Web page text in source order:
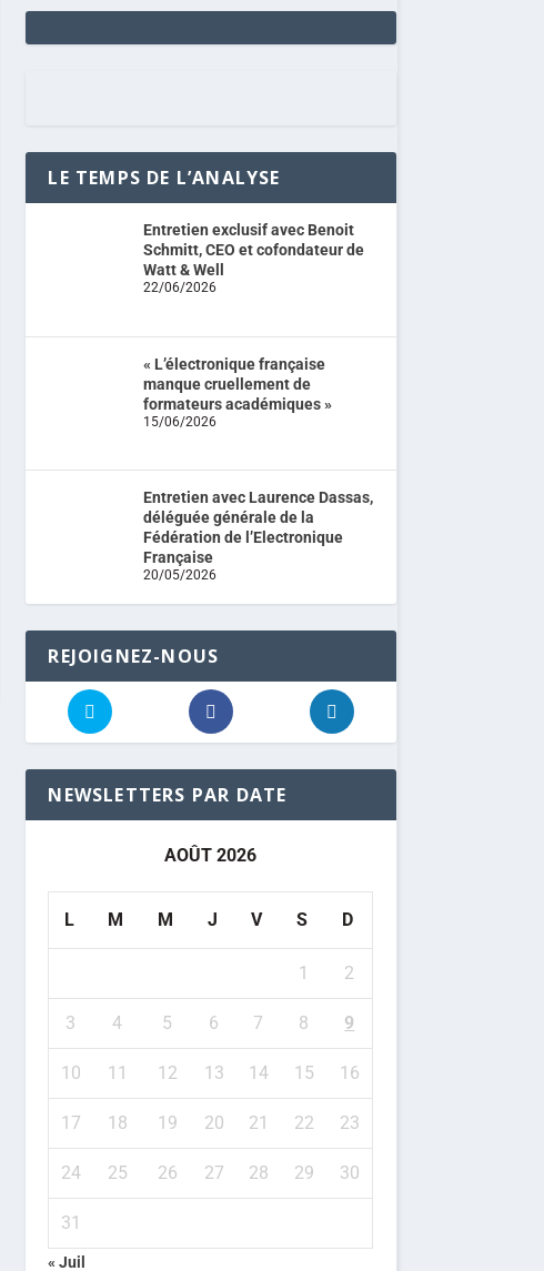
LE TEMPS DE L’ANALYSE
Entretien exclusif avec Benoit
Schmitt, CEO et cofondateur de
Watt & Well
22/06/2026
« L’électronique française
manque cruellement de
formateurs académiques »
15/06/2026
Entretien avec Laurence Dassas,
déléguée générale de la
Fédération de l’Electronique
Française
20/05/2026
REJOIGNEZ-NOUS
NEWSLETTERS PAR DATE
AOÛT 2026
L M M J V S D
1 2
3 4 5 6 7 8 9
10 11 12 13 14 15 16
17 18 19 20 21 22 23
24 25 26 27 28 29 30
31
« Juil